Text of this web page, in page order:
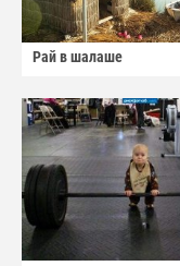
Рай в шалаше